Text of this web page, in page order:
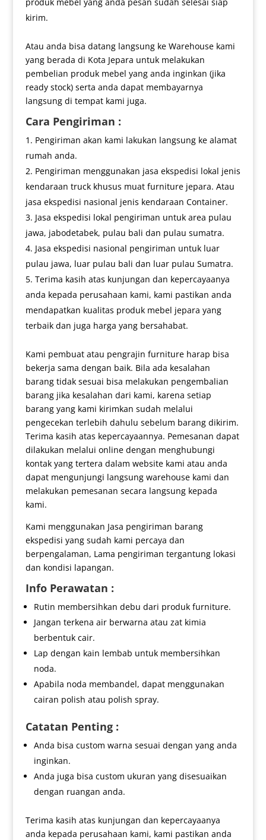
kirim.
Atau anda bisa datang langsung ke Warehouse kami
yang berada di Kota Jepara untuk melakukan
pembelian produk mebel yang anda inginkan (jika
ready stock) serta anda dapat membayarnya
langsung di tempat kami juga.
Cara Pengiriman :
Pengiriman akan kami lakukan langsung ke alamat
rumah anda.
Pengiriman menggunakan jasa ekspedisi lokal jenis
kendaraan truck khusus muat furniture jepara. Atau
jasa ekspedisi nasional jenis kendaraan Container.
Jasa ekspedisi lokal pengiriman untuk area pulau
jawa, jabodetabek, pulau bali dan pulau sumatra.
Jasa ekspedisi nasional pengiriman untuk luar
pulau jawa, luar pulau bali dan luar pulau Sumatra.
Terima kasih atas kunjungan dan kepercayaanya
anda kepada perusahaan kami, kami pastikan anda
mendapatkan kualitas produk mebel jepara yang
terbaik dan juga harga yang bersahabat.
Kami pembuat atau pengrajin furniture harap bisa
bekerja sama dengan baik. Bila ada kesalahan
barang tidak sesuai bisa melakukan pengembalian
barang jika kesalahan dari kami, karena setiap
barang yang kami kirimkan sudah melalui
pengecekan terlebih dahulu sebelum barang dikirim.
Terima kasih atas kepercayaannya. Pemesanan dapat
dilakukan melalui online dengan menghubungi
kontak yang tertera dalam website kami atau anda
dapat mengunjungi langsung warehouse kami dan
melakukan pemesanan secara langsung kepada
kami.
Kami menggunakan Jasa pengiriman barang
ekspedisi yang sudah kami percaya dan
berpengalaman, Lama pengiriman tergantung lokasi
dan kondisi lapangan.
Info Perawatan :
Rutin membersihkan debu dari produk furniture.
Jangan terkena air berwarna atau zat kimia
berbentuk cair.
Lap dengan kain lembab untuk membersihkan
noda.
Apabila noda membandel, dapat menggunakan
cairan polish atau polish spray.
Catatan Penting :
Anda bisa custom warna sesuai dengan yang anda
inginkan.
Anda juga bisa custom ukuran yang disesuaikan
dengan ruangan anda.
Terima kasih atas kunjungan dan kepercayaanya
anda kepada perusahaan kami, kami pastikan anda